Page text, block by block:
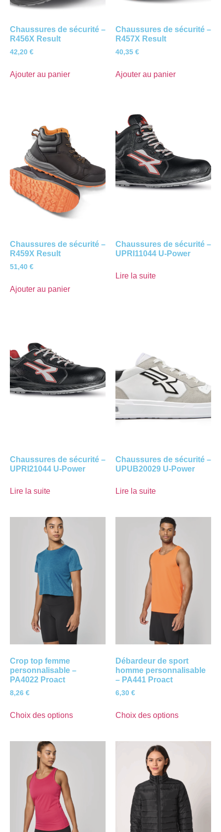
Chaussures de sécurité –
R456X Result
42,20 €
Ajouter au panier
Chaussures de sécurité –
R457X Result
40,35 €
Ajouter au panier
Chaussures de sécurité –
R459X Result
51,40 €
Ajouter au panier
Chaussures de sécurité –
UPRI11044 U-Power
Lire la suite
Chaussures de sécurité –
UPRI21044 U-Power
Lire la suite
Chaussures de sécurité –
UPUB20029 U-Power
Lire la suite
Crop top femme
personnalisable –
PA4022 Proact
8,26 €
Choix des options
Débardeur de sport
homme personnalisable
– PA441 Proact
6,30 €
Choix des options